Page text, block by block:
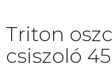
Triton
csiszoló